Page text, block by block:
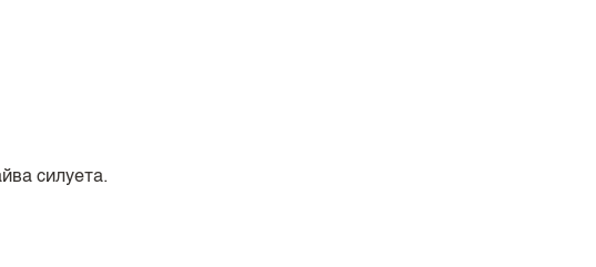
силуета.